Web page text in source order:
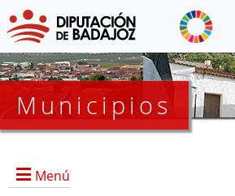
Municipios
Menú